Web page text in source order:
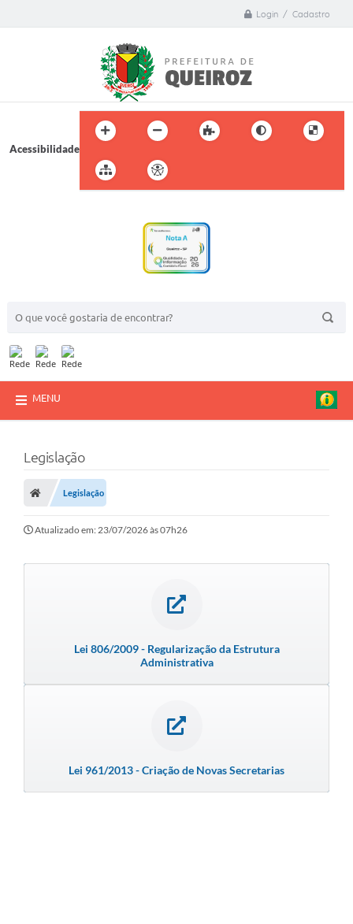
Login / Cadastro
Acessibilidade
MENU
Legislação
Legislação
Atualizado em: 23/07/2026 às 07h26
Lei 806/2009 - Regularização da Estrutura
Administrativa
Lei 961/2013 - Criação de Novas Secretarias